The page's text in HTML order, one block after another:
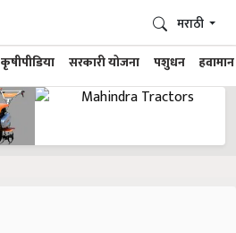
कृषीपीडिया सरकारी योजना पशुधन हवामान
मराठी